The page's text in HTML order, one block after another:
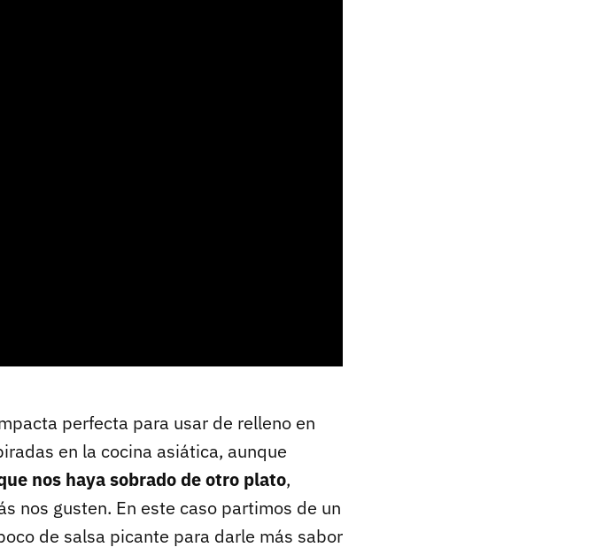
perfecta para usar de relleno en
en la cocina asiática, aunque
nos haya sobrado de otro plato,
nos gusten. En este caso partimos de un
de salsa picante para darle más sabor